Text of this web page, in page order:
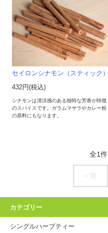
セイロンシナモン（スティック）
432円(税込)
シナモンは清涼感のある独特な芳香が特徴
のスパイスです。ガラムマサラやカレー粉
の原料にもなります。
全1件
< 前
カテゴリー
シングルハーブティー